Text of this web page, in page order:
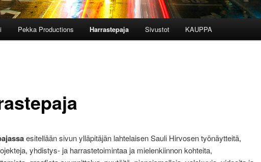
Pekka Productions Harrastepaja Sivustot KAUPPA
esitellään sivun ylläpitäjän lahtelaisen Sauli Hirvosen työnäytteitä,
yhdistys- ja harrastetoimintaa ja mielenkiinnon kohteita,